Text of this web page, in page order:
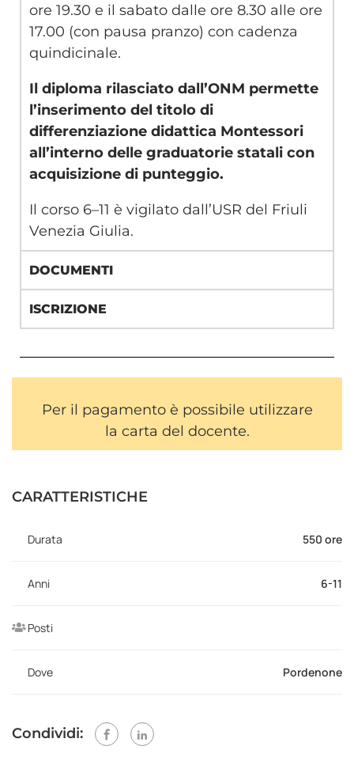
ore 19.30 e il sabato dalle ore 8.30 alle ore
17.00 (con pausa pranzo) con cadenza
quindicinale.
Il diploma rilasciato dall’ONM permette
l’inserimento del titolo di
differenziazione didattica Montessori
all’interno delle graduatorie statali con
acquisizione di punteggio.
Il corso 6–11 è vigilato dall’USR del Friuli
Venezia Giulia.
DOCUMENTI
ISCRIZIONE
Per il pagamento è possibile utilizzare
la carta del docente.
CARATTERISTICHE
Durata 550 ore
Anni 6-11
Posti
Dove Pordenone
Condividi: